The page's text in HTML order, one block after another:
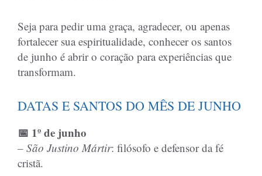
Seja para pedir uma graça, agradecer, ou apenas
fortalecer sua espiritualidade, conhecer os santos
de junho é abrir o coração para experiências que
transformam.
DATAS E SANTOS DO MÊS DE JUNHO
📅 1º de junho
– São Justino Mártir: filósofo e defensor da fé
cristã.